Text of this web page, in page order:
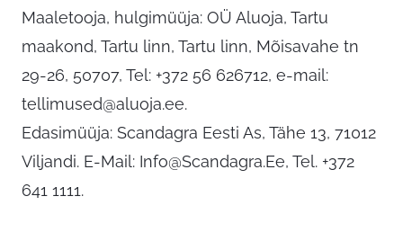
Maaletooja, hulgimüüja: OÜ Aluoja, Tartu
maakond, Tartu linn, Tartu linn, Mõisavahe tn
29-26, 50707, Tel: +372 56 626712, e-mail:
tellimused@aluoja.ee.
Edasimüüja: Scandagra Eesti As, Tähe 13, 71012
Viljandi. E-Mail: Info@Scandagra.Ee, Tel. +372
641 1111.